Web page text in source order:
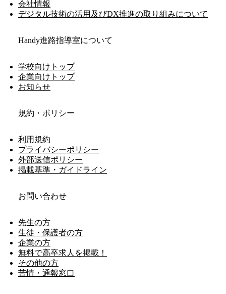
会社情報
デジタル技術の活用及びDX推進の取り組みについて
Handy進路指導室について
学校向けトップ
企業向けトップ
お知らせ
規約・ポリシー
利用規約
プライバシーポリシー
外部送信ポリシー
掲載基準・ガイドライン
お問い合わせ
先生の方
生徒・保護者の方
企業の方
無料で高卒求人を掲載！
その他の方
苦情・通報窓口